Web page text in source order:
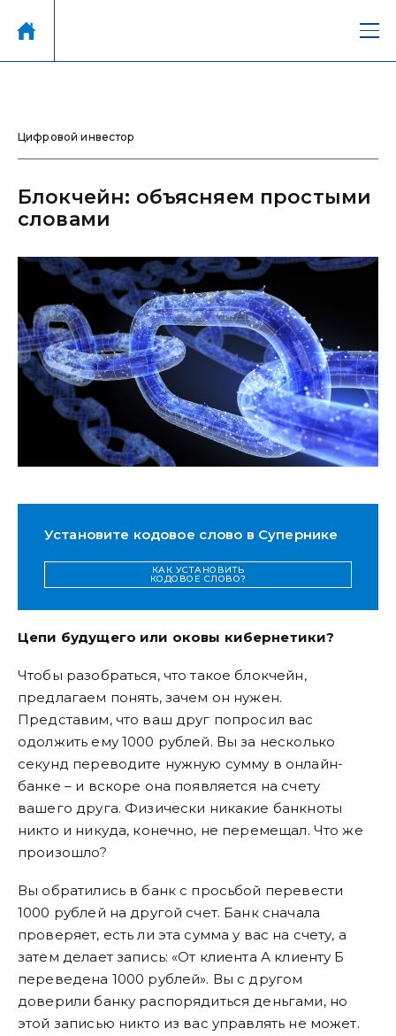
Цифровой инвестор
Блокчейн: объясняем простыми
словами
Установите кодовое слово в Супернике
КАК УСТАНОВИТЬ
КОДОВОЕ СЛОВО?
Цепи будущего или оковы кибернетики?
Чтобы разобраться, что такое блокчейн,
предлагаем понять, зачем он нужен.
Представим, что ваш друг попросил вас
одолжить ему 1000 рублей. Вы за несколько
секунд переводите нужную сумму в онлайн-
банке – и вскоре она появляется на счету
вашего друга. Физически никакие банкноты
никто и никуда, конечно, не перемещал. Что же
произошло?
Вы обратились в банк с просьбой перевести
1000 рублей на другой счет. Банк сначала
проверяет, есть ли эта сумма у вас на счету, а
затем делает запись: «От клиента А клиенту Б
переведена 1000 рублей». Вы с другом
доверили банку распорядиться деньгами, но
этой записью никто из вас управлять не может.